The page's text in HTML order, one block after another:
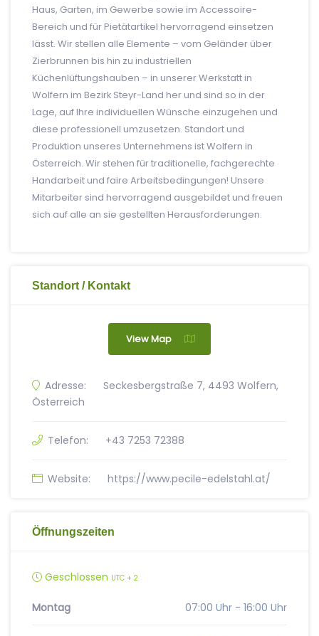
Haus, Garten, im Gewerbe sowie im Accessoire-
Bereich und für Pietätartikel hervorragend einsetzen
lässt. Wir stellen alle Elemente – vom Geländer über
Zierbrunnen bis hin zu industriellen
Küchenlüftungshauben – in unserer Werkstatt in
Wolfern im Bezirk Steyr-Land her und sind so in der
Lage, auf Ihre individuellen Wünsche einzugehen und
diese professionell umzusetzen. Standort und
Produktion unseres Unternehmens ist Wolfern in
Österreich. Wir stehen für traditionelle, fachgerechte
Handarbeit und faire Arbeitsbedingungen! Unsere
Mitarbeiter sind hervorragend ausgebildet und freuen
sich auf alle an sie gestellten Herausforderungen.
Standort / Kontakt
View Map
Adresse:
Seckesbergstraße 7, 4493 Wolfern,
Österreich
Telefon: +43 7253 72388
Website: https://www.pecile-edelstahl.at/
Öffnungszeiten
Geschlossen UTC + 2
Montag 07:00 Uhr - 16:00 Uhr